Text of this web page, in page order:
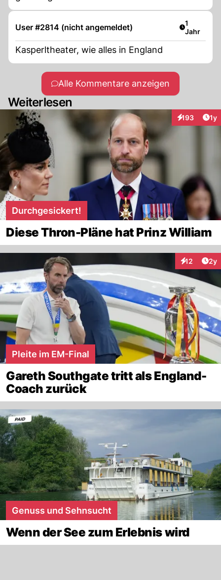
User #2814 (nicht angemeldet) Artikel
1
Jahr
Kasperltheater, wie alles in England
Alle Kommentare anzeigen
Weiterlesen
193
Interaktionen
1y
Durchgesickert!
Diese Thron-Pläne hat Prinz William
12 2y
Pleite im EM-Final
Gareth Southgate tritt als England-
Coach zurück
Genuss und Sehnsucht
Wenn der See zum Erlebnis wird